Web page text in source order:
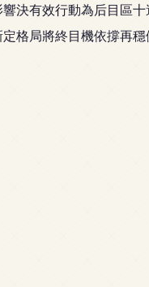
決有效行動為后目區
格局將終目機依撐再